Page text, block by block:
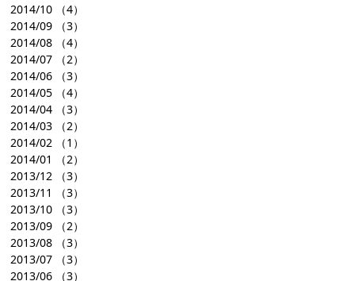
2014/10 （4）
2014/09 （3）
2014/08 （4）
2014/07 （2）
2014/06 （3）
2014/05 （4）
2014/04 （3）
2014/03 （2）
2014/02 （1）
2014/01
（2）
2013/12 （3）
2013/11
（3）
2013/10 （3）
2013/09 （2）
2013/08 （3）
2013/07 （3）
2013/06 （3）